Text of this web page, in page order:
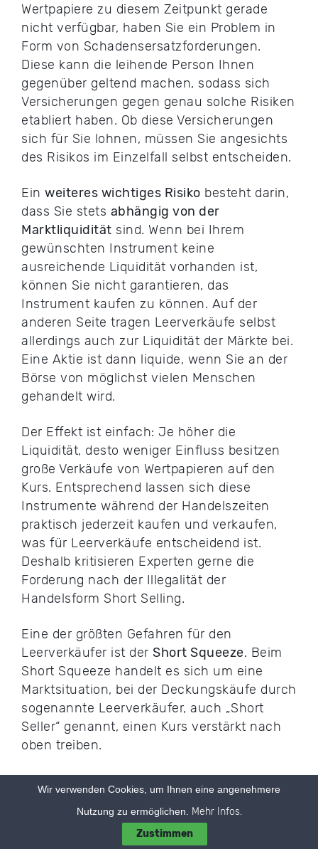
Wertpapiere zu diesem Zeitpunkt gerade
nicht verfügbar, haben Sie ein Problem in
Form von Schadensersatzforderungen.
Diese kann die leihende Person Ihnen
gegenüber geltend machen, sodass sich
Versicherungen gegen genau solche Risiken
etabliert haben. Ob diese Versicherungen
sich für Sie lohnen, müssen Sie angesichts
des Risikos im Einzelfall selbst entscheiden.
Ein weiteres wichtiges Risiko besteht darin,
dass Sie stets abhängig von der
Marktliquidität sind. Wenn bei Ihrem
gewünschten Instrument keine
ausreichende Liquidität vorhanden ist,
können Sie nicht garantieren, das
Instrument kaufen zu können. Auf der
anderen Seite tragen Leerverkäufe selbst
allerdings auch zur Liquidität der Märkte bei.
Eine Aktie ist dann liquide, wenn Sie an der
Börse von möglichst vielen Menschen
gehandelt wird.
Der Effekt ist einfach: Je höher die
Liquidität, desto weniger Einfluss besitzen
große Verkäufe von Wertpapieren auf den
Kurs. Entsprechend lassen sich diese
Instrumente während der Handelszeiten
praktisch jederzeit kaufen und verkaufen,
was für Leerverkäufe entscheidend ist.
Deshalb kritisieren Experten gerne die
Forderung nach der Illegalität der
Handelsform Short Selling.
Eine der größten Gefahren für den
Leerverkäufer ist der Short Squeeze. Beim
Short Squeeze handelt es sich um eine
Marktsituation, bei der Deckungskäufe durch
sogenannte Leerverkäufer, auch „Short
Seller“ genannt, einen Kurs verstärkt nach
oben treiben.
Kurse erwartet, muss das steigende
Anlagepapier wieder in sein Portfolio
aufnehmen, um Verluste seiner Aktien Short
Wir verwenden Cookies, um Ihnen eine angenehmere
Nutzung zu ermöglichen.
Mehr Infos.
Zustimmen